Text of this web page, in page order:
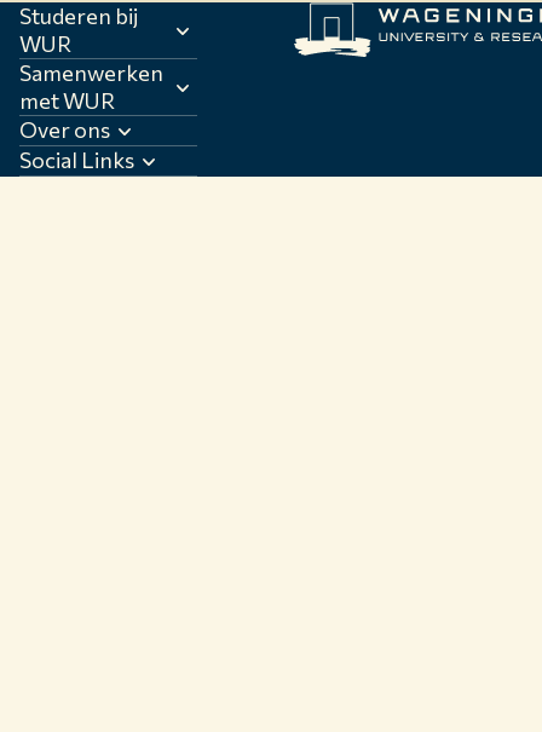
Studeren bij
WUR
Samenwerken
met WUR
Over ons
Social Links